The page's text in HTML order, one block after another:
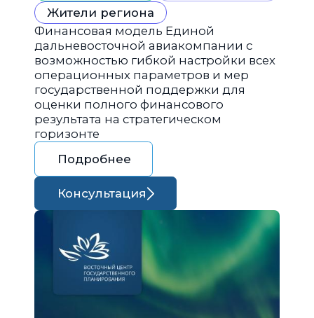
Жители региона
Финансовая модель Единой
дальневосточной авиакомпании с
возможностью гибкой настройки всех
операционных параметров и мер
государственной поддержки для
оценки полного финансового
результата на стратегическом
горизонте
Подробнее
Консультация